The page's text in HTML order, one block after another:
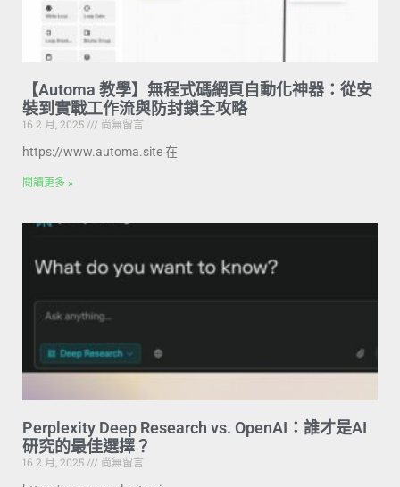
【Automa 教學】無程式碼網頁自動化神器：從安
裝到實戰工作流與防封鎖全攻略
16 2 月, 2025
尚無留言
https://www.automa.site 在
閱讀更多 »
Perplexity Deep Research vs. OpenAI：誰才是AI
研究的最佳選擇？
16 2 月, 2025
尚無留言